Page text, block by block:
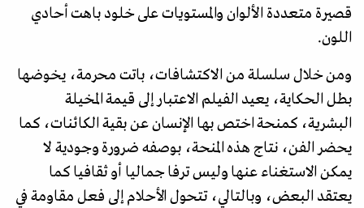
قصيرة متعددة الألوان والمستويات على خلود باهت أحادي
اللون.
ومن خلال سلسلة من الاكتشافات، باتت محرمة، يخوضها
بطل الحكاية، يعيد الفيلم الاعتبار إلى قيمة المخيلة
البشرية، كمنحة اختص بها الإنسان عن بقية الكائنات، كما
يحضر الفن، نتاج هذه المنحة، بوصفه ضرورة وجودية لا
يمكن الاستغناء عنها وليس ترفا جماليا أو ثقافيا كما
يعتقد البعض، وبالتالي، تتحول الأحلام إلى فعل مقاومة في